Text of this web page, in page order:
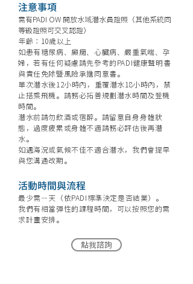
注意事項
需有PADI OW 開放水域潛水員證照（其他系統同
等級證照可交叉認證）
年齡：10歲以上
如患有糖尿病、癲癇、心臟病、嚴重氣喘、孕
婦，若有任何疑慮請先參考的PADI健康聲明書
與責任免除暨風險承擔同意書。
單次潛水後12小時內，重覆潛水18小時內，禁
止搭乘飛機。請務必拓善規劃潛水時間及登機
時間。
潛水前請勿飲酒或宿醉。請留意自身身體狀
態，​過度疲累或身體不適請務必評估後再潛
水。
如遇海況或氣候不佳不適合潛水，我們會提早
與您溝通改期。
​活動時間與流程
最少需ㄧ天（依PADI標準決定是否結業）。
我們有相當彈性的課程時間，可以按照您的需
求計畫安排。
點我諮詢